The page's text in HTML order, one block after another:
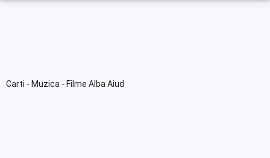
Carti - Muzica - Filme Alba Aiud